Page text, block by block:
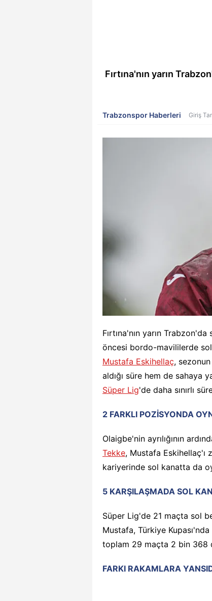
Fırtına'nın yarın
Trabzonspor Haberleri Giriş
Fırtına'nın yarın
öncesi bordo-mavililerde
Mustafa Eskihellaç,
aldığı süre hem de sahaya
Süper Lig'de daha sınırlı
2 FARKLI POZİSYONDA
Olaigbe'nin ayrılığının
Tekke, Mustafa Eskihellaç'ı
kariyerinde sol kanatta da
5 KARŞILAŞMADA SOL
Süper Lig'de 21 maçta sol
Mustafa, Türkiye
toplam 29 maçta 2 bin 368
FARKI RAKAMLARA